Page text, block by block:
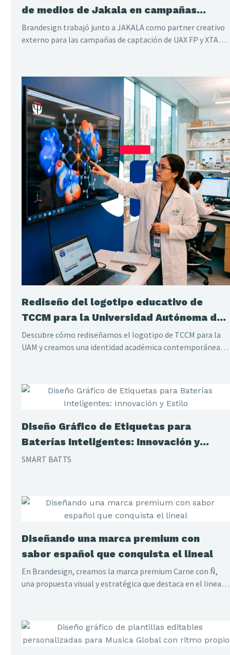
de medios de Jakala en campañas
creativas multicanal
Brandesign trabajó junto a JAKALA como partner creativo
externo para las campañas de captación de UAX FP y XTART
titulaciones, sedes y modalidades de Formación
Profesional.
Rediseño del logotipo educativo de
TCCM para la Universidad Autónoma de
Madrid
Descubre cómo rediseñamos el logotipo de TCCM para la
UAM y creamos una identidad académica contemporánea,
Diseño Gráfico de Etiquetas para
Baterías Inteligentes: Innovación y
Estilo
SMART BATTS
Diseñando una marca premium con
sabor español que conquista el lineal
En Brandesign, creamos la marca premium Carne con Ñ,
una propuesta visual y estratégica que destaca en el lineal
esta marca como líder en el sector de productos gourmet.